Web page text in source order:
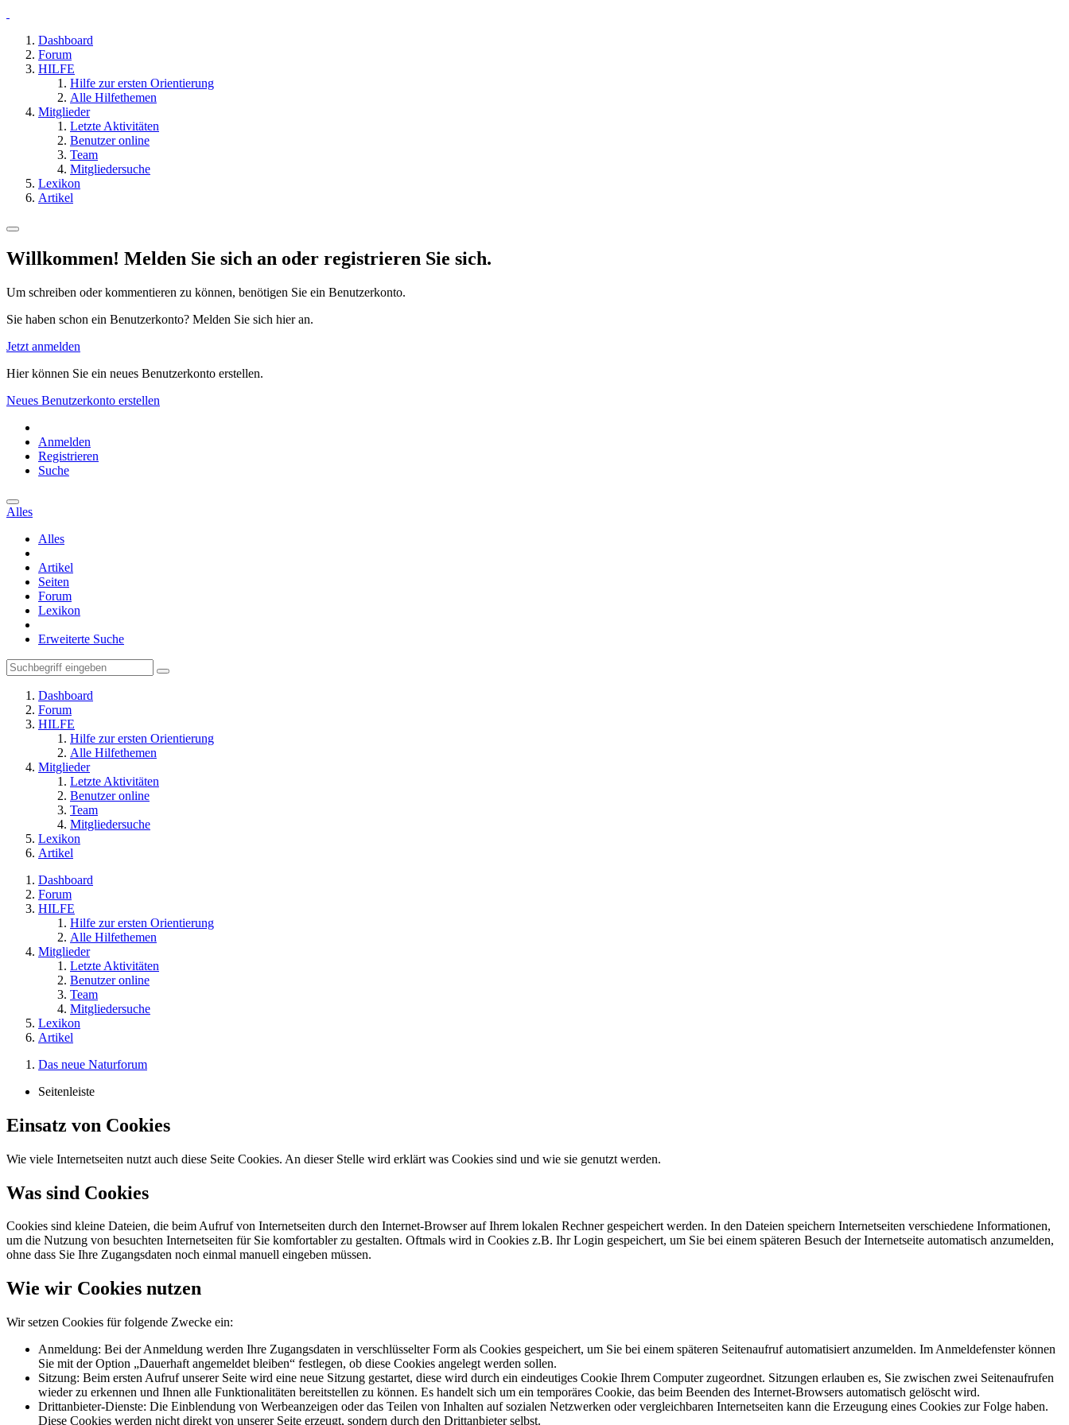
Dashboard
Forum
HILFE
Hilfe zur ersten Orientierung
Alle Hilfethemen
Mitglieder
Letzte Aktivitäten
Benutzer online
Team
Mitgliedersuche
Lexikon
Artikel
Willkommen! Melden Sie sich an oder registrieren Sie sich.
Um schreiben oder kommentieren zu können, benötigen Sie ein Benutzerkonto.
Sie haben schon ein Benutzerkonto? Melden Sie sich hier an.
Jetzt anmelden
Hier können Sie ein neues Benutzerkonto erstellen.
Neues Benutzerkonto erstellen
Anmelden
Registrieren
Suche
Alles
Alles
Artikel
Seiten
Forum
Lexikon
Erweiterte Suche
Dashboard
Forum
HILFE
Hilfe zur ersten Orientierung
Alle Hilfethemen
Mitglieder
Letzte Aktivitäten
Benutzer online
Team
Mitgliedersuche
Lexikon
Artikel
Dashboard
Forum
HILFE
Hilfe zur ersten Orientierung
Alle Hilfethemen
Mitglieder
Letzte Aktivitäten
Benutzer online
Team
Mitgliedersuche
Lexikon
Artikel
Das neue Naturforum
Seitenleiste
Einsatz von Cookies
Wie viele Internetseiten nutzt auch diese Seite Cookies. An dieser Stelle wird erklärt was Cookies sind und wie sie genutzt werden.
Was sind Cookies
Cookies sind kleine Dateien, die beim Aufruf von Internetseiten durch den Internet-Browser auf Ihrem lokalen Rechner gespeichert werden. In den Dateien speichern Internetseiten verschiedene Informationen,
um die Nutzung von besuchten Internetseiten für Sie komfortabler zu gestalten. Oftmals wird in Cookies z.B. Ihr Login gespeichert, um Sie bei einem späteren Besuch der Internetseite automatisch anzumelden,
ohne dass Sie Ihre Zugangsdaten noch einmal manuell eingeben müssen.
Wie wir Cookies nutzen
Wir setzen Cookies für folgende Zwecke ein:
Anmeldung: Bei der Anmeldung werden Ihre Zugangsdaten in verschlüsselter Form als Cookies gespeichert, um Sie bei einem späteren Seitenaufruf automatisiert anzumelden. Im Anmeldefenster können
Sie mit der Option „Dauerhaft angemeldet bleiben“ festlegen, ob diese Cookies angelegt werden sollen.
Sitzung: Beim ersten Aufruf unserer Seite wird eine neue Sitzung gestartet, diese wird durch ein eindeutiges Cookie Ihrem Computer zugeordnet. Sitzungen erlauben es, Sie zwischen zwei Seitenaufrufen
wieder zu erkennen und Ihnen alle Funktionalitäten bereitstellen zu können. Es handelt sich um ein temporäres Cookie, das beim Beenden des Internet-Browsers automatisch gelöscht wird.
Drittanbieter-Dienste: Die Einblendung von Werbeanzeigen oder das Teilen von Inhalten auf sozialen Netzwerken oder vergleichbaren Internetseiten kann die Erzeugung eines Cookies zur Folge haben.
Diese Cookies werden nicht direkt von unserer Seite erzeugt, sondern durch den Drittanbieter selbst.